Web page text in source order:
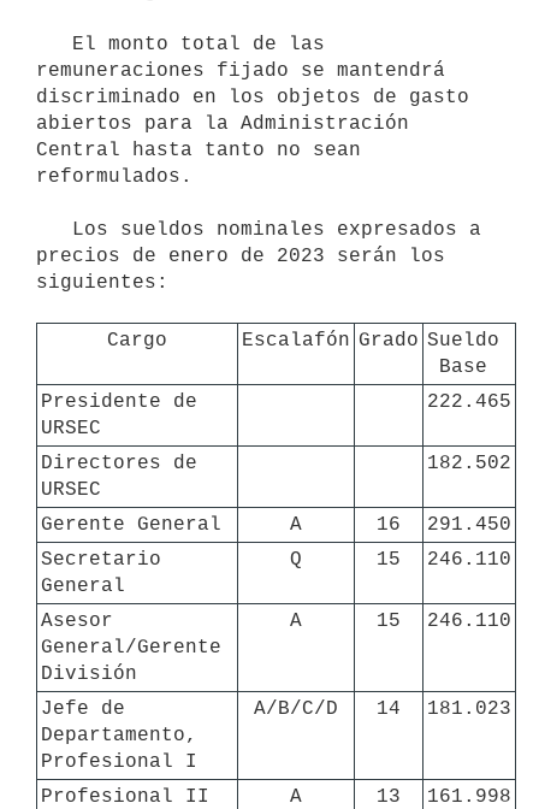
remuneraciones fijado se mantendrá
discriminado en los objetos de gasto
abiertos para la Administración
Central hasta tanto no sean
reformulados.
precios de enero de 2023 serán los
siguientes:
Cargo Escalafón Grado Sueldo
Base
Presidente de
URSEC
222.465
Directores de
URSEC
182.502
Gerente General A 16
291.450
Secretario
General
Q 15 246.110
Asesor
General/Gerente
División
A 15 246.110
Jefe de
Departamento,
Profesional I
A/B/C/D 14 181.023
Profesional II A 13
161.998